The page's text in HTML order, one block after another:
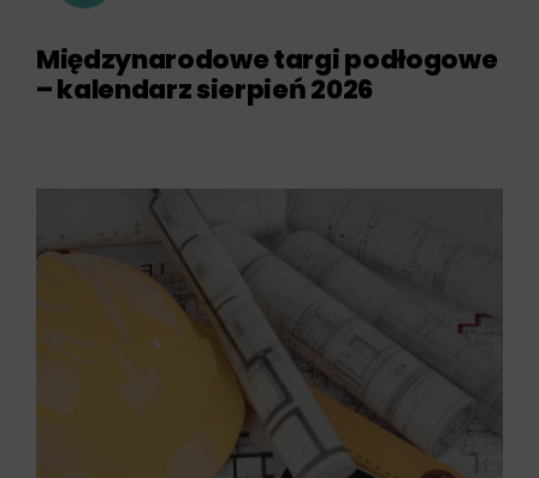
Międzynarodowe targi podłogowe
– kalendarz sierpień 2026